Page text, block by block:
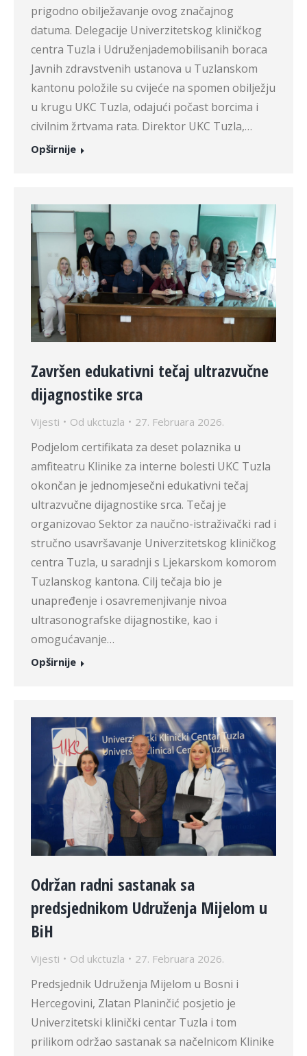
prigodno obilježavanje ovog značajnog
datuma. Delegacije Univerzitetskog kliničkog
centra Tuzla i Udruženjademobilisanih boraca
Javnih zdravstvenih ustanova u Tuzlanskom
kantonu položile su cvijeće na spomen obilježju
u krugu UKC Tuzla, odajući počast borcima i
civilnim žrtvama rata. Direktor UKC Tuzla,…
Opširnije
Završen edukativni tečaj ultrazvučne
dijagnostike srca
Vijesti Od ukctuzla 27. Februara 2026.
Podjelom certifikata za deset polaznika u
amfiteatru Klinike za interne bolesti UKC Tuzla
okončan je jednomjesečni edukativni tečaj
ultrazvučne dijagnostike srca. Tečaj je
organizovao Sektor za naučno-istraživački rad i
stručno usavršavanje Univerzitetskog kliničkog
centra Tuzla, u saradnji s Ljekarskom komorom
Tuzlanskog kantona. Cilj tečaja bio je
unapređenje i osavremenjivanje nivoa
ultrasonografske dijagnostike, kao i
omogućavanje…
Opširnije
Održan radni sastanak sa
predsjednikom Udruženja Mijelom u
BiH
Vijesti Od ukctuzla 27. Februara 2026.
Predsjednik Udruženja Mijelom u Bosni i
Hercegovini, Zlatan Planinčić posjetio je
Univerzitetski klinički centar Tuzla i tom
prilikom održao sastanak sa načelnicom Klinike